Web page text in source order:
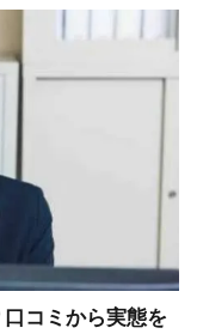
コミから実態を